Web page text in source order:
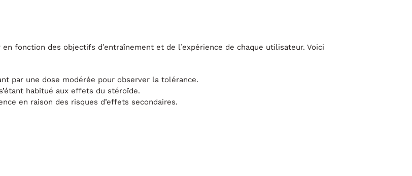
fonction des objectifs d’entraînement et de l’expérience de chaque utilisateur. Voici
par une dose modérée pour observer la tolérance.
habitué aux effets du stéroïde.
en raison des risques d’effets secondaires.